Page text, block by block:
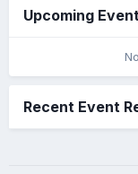
Upcoming
Recent Event